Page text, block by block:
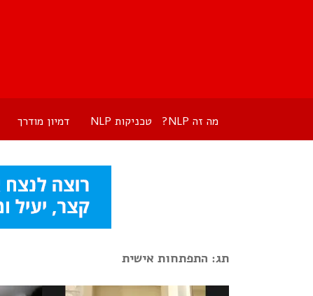
מה זה NLP? טכניקות NLP דמיון מודרך
תג: התפתחות אישית